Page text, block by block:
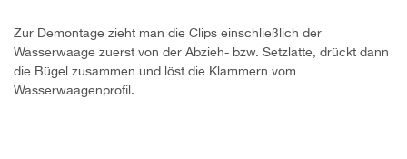
Zur Demontage zieht man die Clips einschließlich der
Wasserwaage zuerst von der Abzieh- bzw. Setzlatte, drückt dann
die Bügel zusammen und löst die Klammern vom
Wasserwaagenprofil.